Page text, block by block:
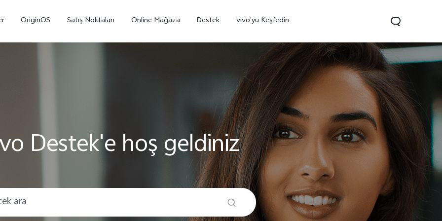
OriginOS Satış Noktaları Online Mağaza Destek vivo’yu Keşfedin
V70 FE yeni
Destek'e hoş geldiniz